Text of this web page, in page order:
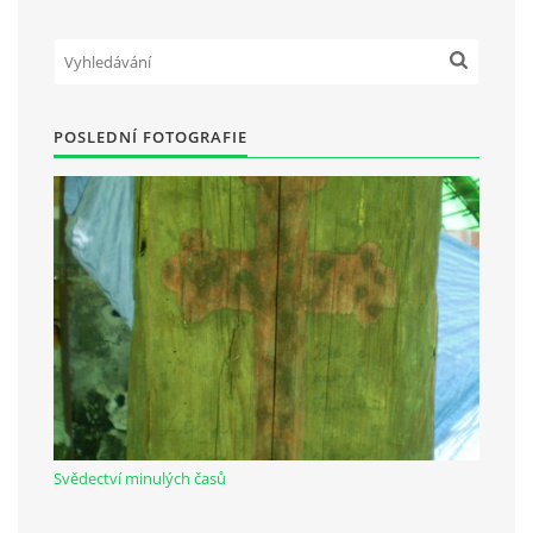
Chocerady 4
257 24 Chocerady
IČ: 498 28 614
Kontaktní osoba:
Mgr. Miroslava Cinkeisová
723 967 851
Mirkaci@email.cz
© 2026 eStránky.cz RSS
POSLEDNÍ FOTOGRAFIE
Svědectví minulých časů